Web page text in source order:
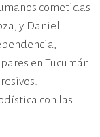
cometidas
y Daniel
en Tucumán
con las